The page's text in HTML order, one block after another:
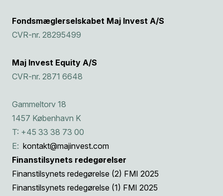
Fondsmæglerselskabet Maj Invest A/S
CVR-nr. 28295499
Maj Invest Equity A/S
CVR-nr. 2871 6648
Gammeltorv 18
1457 København K
T: +45 33 38 73 00
E: kontakt@majinvest.com
Finanstilsynets redegørelser
Finanstilsynets redegørelse (2) FMI 2025
Finanstilsynets redegørelse (1) FMI 2025